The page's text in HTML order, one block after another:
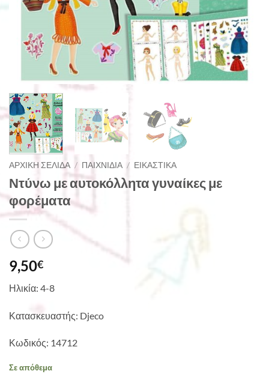
ΑΡΧΙΚΉ ΣΕΛΊΔΑ / ΠΑΙΧΝΊΔΙΑ / ΕΙΚΑΣΤΙΚΆ
Ντύνω με αυτοκόλλητα γυναίκες με
φορέματα
9,50€
Ηλικία: 4-8
Κατασκευαστής: Djeco
Κωδικός: 14712
Σε απόθεμα